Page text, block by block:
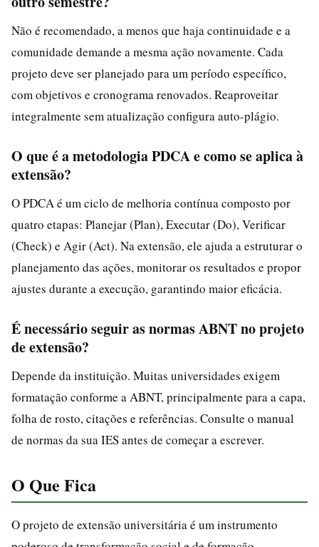
Não é recomendado, a menos que haja continuidade e a
comunidade demande a mesma ação novamente. Cada
projeto deve ser planejado para um período específico,
com objetivos e cronograma renovados. Reaproveitar
integralmente sem atualização configura auto-plágio.
O que é a metodologia PDCA e como se aplica à
extensão?
O PDCA é um ciclo de melhoria contínua composto por
quatro etapas: Planejar (Plan), Executar (Do), Verificar
(Check) e Agir (Act). Na extensão, ele ajuda a estruturar o
planejamento das ações, monitorar os resultados e propor
ajustes durante a execução, garantindo maior eficácia.
É necessário seguir as normas ABNT no projeto
de extensão?
Depende da instituição. Muitas universidades exigem
formatação conforme a ABNT, principalmente para a capa,
folha de rosto, citações e referências. Consulte o manual
de normas da sua IES antes de começar a escrever.
O Que Fica
O projeto de extensão universitária é um instrumento